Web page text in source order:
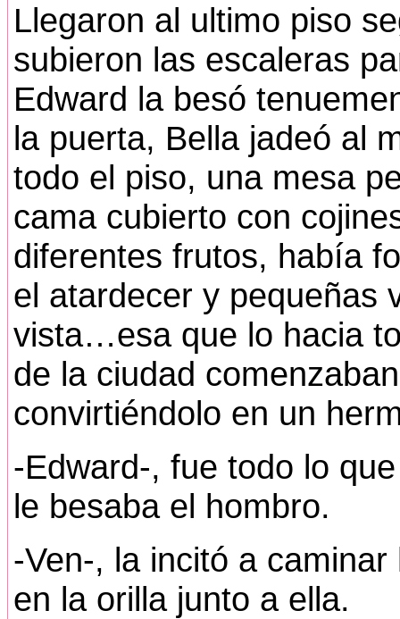
Llegaron al ultimo piso
subieron las escaleras
Edward la besó
la puerta, Bella jadeó al
todo el piso, una mesa
cama cubierto con
diferentes frutos, había
el atardecer y pequeñas
vista…esa que lo hacia
de la ciudad
convirtiéndolo en un
-Edward-, fue todo lo
le besaba el hombro.
-Ven-, la incitó a
en la orilla junto a ella.